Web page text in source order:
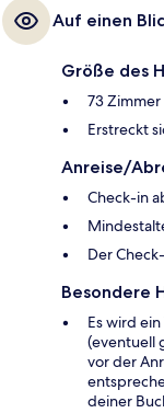
Auf einen
Größe des
73 Zimmer
Erstreckt
Anreise/
Check-in
Der
Besondere
Es wird
(eventuell
vor der
deiner